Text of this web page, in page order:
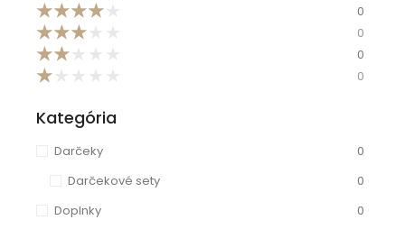
★★★★ 0
★★★ 0
★★ 0
★ 0
Kategória
Darčeky
0
Darčekové sety
0
Doplnky
0